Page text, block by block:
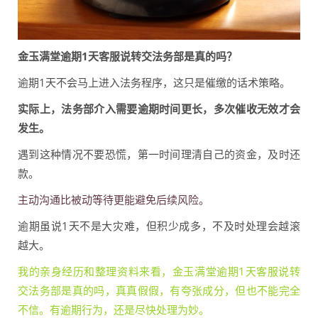
金玉满堂逾期1天客服说转交法务部是真的吗？
逾期1天不会马上进入法务程序，这只是催缴的话术策略。
实际上，法务部介入需要逾期时间更长，多次催收无效才会
发生。
遇到这种情况不要恐慌，第一时间理清自己的资金，及时还
款。
主动沟通比被动等待更能避免后续风险。
逾期虽说1天不是大灾难，但积少成多，不及时处理会越滚
越大。
我的亲身经历和整理资料来看，金玉满堂逾期1天客服说转
交法务部是真的吗，真真假假，有夸张成分，但也不能完全
不信。有逾期行为，还是尽快处理为妙。